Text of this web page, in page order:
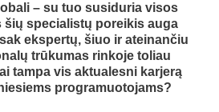
– su tuo susiduria visos
šių specialistų poreikis auga
ekspertų, šiuo ir ateinančiu
trūkumas rinkoje toliau
tampa vis aktualesni karjerą
programuotojams?